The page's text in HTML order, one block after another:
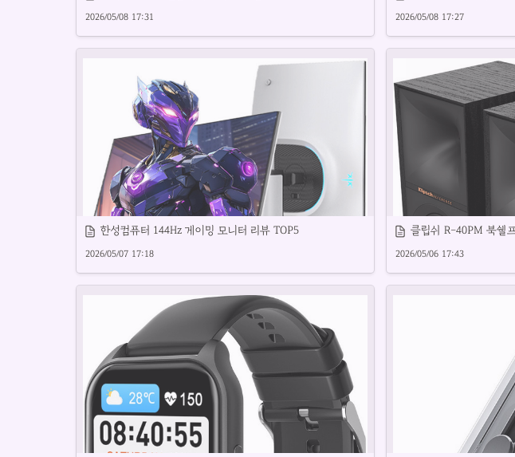
미놀타X-300의 특징과 장점을 간략히 소개합니다.
2026/05/08 17:31 2026/05/08 17:27
신뢰할 수 있는 모니터 브랜드별 추천 제품을 소개합니다.
한성컴퓨터 144Hz 게이밍 모니터 리뷰 TOP5
2026/05/07 17:18
클립쉬 R-40PM은 강력한 음
클립쉬 R-40PM 북쉘
2026/05/06 17:43